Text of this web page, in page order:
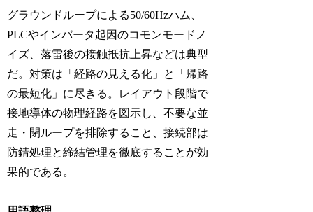
グラウンドループによる50/60Hzハム、
PLCやインバータ起因のコモンモードノ
イズ、落雷後の接触抵抗上昇などは典型
だ。対策は「経路の見える化」と「帰路
の最短化」に尽きる。レイアウト段階で
接地導体の物理経路を図示し、不要な並
走・閉ループを排除すること、接続部は
防錆処理と締結管理を徹底することが効
果的である。